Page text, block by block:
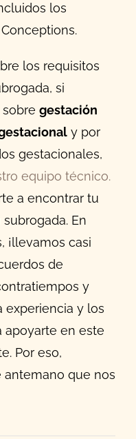
los
los requisitos
si
gestación
y por
gestacionales,
equipo técnico.
a encontrar tu
En
¡llevamos casi
de
y
experiencia y los
apoyarte en este
Por eso,
que nos